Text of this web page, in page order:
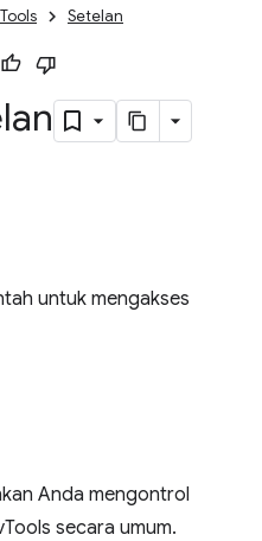
Setelan
untuk mengakses
Anda mengontrol
secara umum.